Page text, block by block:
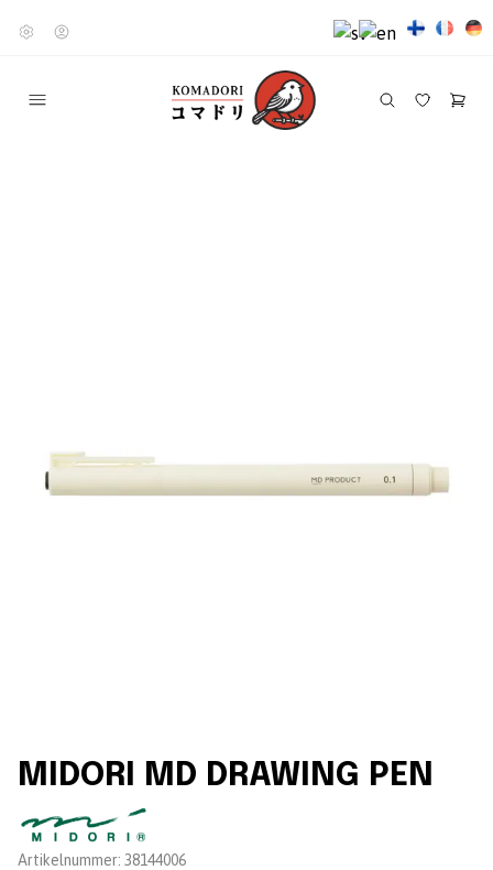
MIDORI MD DRAWING PEN
Leverantör:
Artikelnummer: 38144006